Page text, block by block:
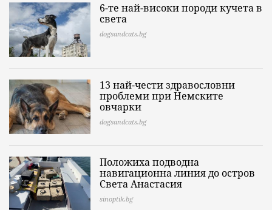
6-те най-високи породи кучета в
света
dogsandcats.bg
13 най-чести здравословни
проблеми при Немските
овчарки
dogsandcats.bg
Положиха подводна
навигационна линия до остров
Света Анастасия
sinoptik.bg